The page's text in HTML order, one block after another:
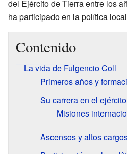
del Ejército de Tierra entre los
ha participado en la política
Contenido
La vida de Fulgencio Coll
Primeros años y
Su carrera en el ejército
Misiones
Ascensos y altos